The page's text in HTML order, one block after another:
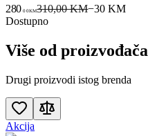
280 00KM310,00 KM−30 KM
Dostupno
Više od proizvođača
Drugi proizvodi istog brenda
Akcija